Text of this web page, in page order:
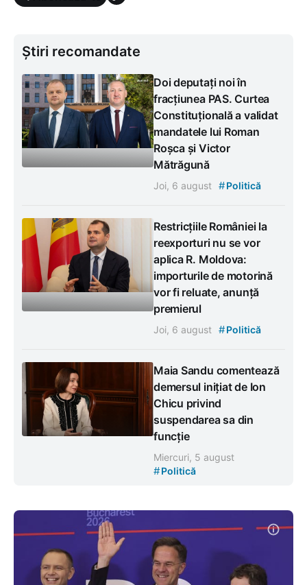
Știri recomandate
Doi deputați noi în
fracțiunea PAS. Curtea
Constituțională a validat
mandatele lui Roman
Roșca și Victor
Mătrăgună
Joi, 6 august #Politică
Restricțiile României la
reexporturi nu se vor
aplica R. Moldova:
importurile de motorină
vor fi reluate, anunță
premierul
Joi, 6 august #Politică
Maia Sandu comentează
demersul inițiat de Ion
Chicu privind
suspendarea sa din
funcție
Miercuri, 5 august
#Politică